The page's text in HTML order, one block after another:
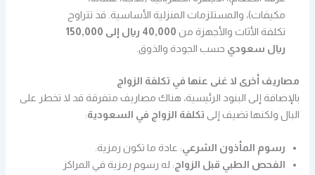
مكيفات)، والمستلزمات المنزلية الأساسية. قد تتراوح
تكلفة الأثاث والأجهزة من
40,000 ريال إلى 150,000
ريال سعودي حسب الجودة والذوق.
مصاريف أخرى لا غنى عنها في تكلفة الزواج
بالإضافة إلى البنود الرئيسية، هناك مصاريف متفرقة قد لا تخطر على
البال ولكنها تضيف إلى تكلفة الزواج في السعودية:
رسوم المأذون الشرعي: عادة ما تكون رمزية.
الفحص الطبي قبل الزواج: له رسوم رمزية في المراكز